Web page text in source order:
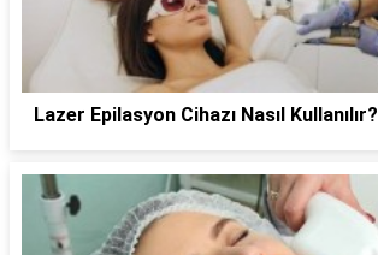
Lazer Epilasyon Cihazı Nasıl Kullanılır?